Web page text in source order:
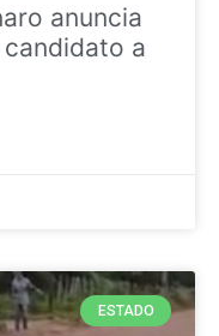
anuncia
a
ESTADO